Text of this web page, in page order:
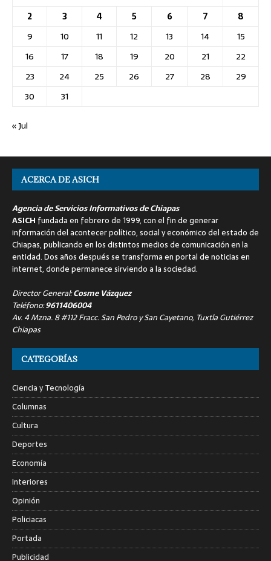
2
3 4 5 6 7
8
9
10 11 12 13 14
15
16
17 18 19 20 21
22
23
24 25 26 27 28
29
30
31
« Jul
ACERCA DE ASICH
Agencia de Servicios Informativos de Chiapas
ASICH fundada en febrero de 1999, con el fin de generar
información del acontecer político, social y económico del estado de
Chiapas, publicando en los distintos medios de comunicación en la
entidad. Dos años después se transforma en portal de noticias en
internet, donde permanece sirviendo a la sociedad.
Director General:Cosme Vázquez
Teléfono:9611406004
Av. 4 Mzna. 8 #112 Fracc. San Pedro y San Cayetano, Tuxtla Gutiérrez
Chiapas
CATEGORÍAS
Ciencia y Tecnología
Columnas
Cultura
Deportes
Economía
Interiores
Opinión
Policiacas
Portada
Publicidad